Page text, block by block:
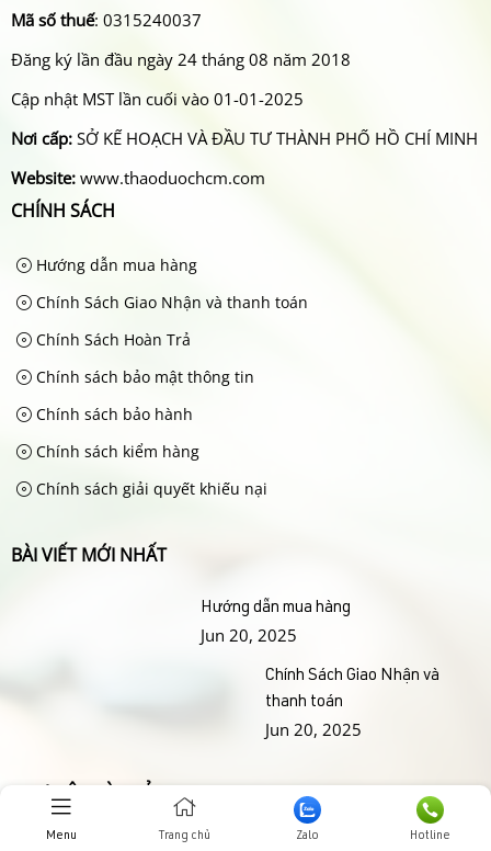
Mã số thuế: 0315240037
Đăng ký lần đầu ngày 24 tháng 08 năm 2018
Cập nhật MST lần cuối vào 01-01-2025
Nơi cấp: SỞ KẾ HOẠCH VÀ ĐẦU TƯ THÀNH PHỐ HỒ CHÍ MINH
Website: www.thaoduochcm.com
CHÍNH SÁCH
Hướng dẫn mua hàng
Chính Sách Giao Nhận và thanh toán
Chính Sách Hoàn Trả
Chính sách bảo mật thông tin
Chính sách bảo hành
Chính sách kiểm hàng
Chính sách giải quyết khiếu nại
BÀI VIẾT MỚI NHẤT
Hướng dẫn mua hàng
Jun 20, 2025
Chính Sách Giao Nhận và
thanh toán
Jun 20, 2025
THƯ VIỆN HÌNH ẢNHH
Menu Trang chủ Zalo Hotline